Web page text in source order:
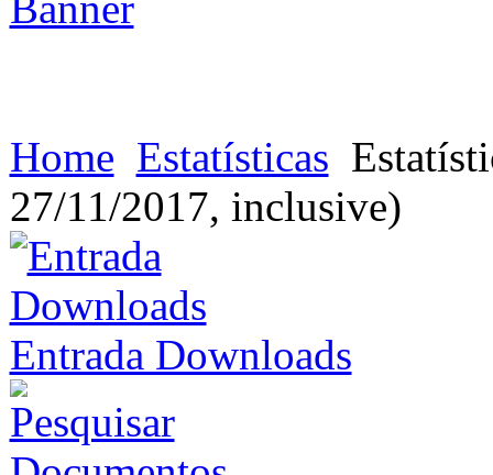
Home Estatísticas
27/11/2017, inclusive)
Entrada Downloads